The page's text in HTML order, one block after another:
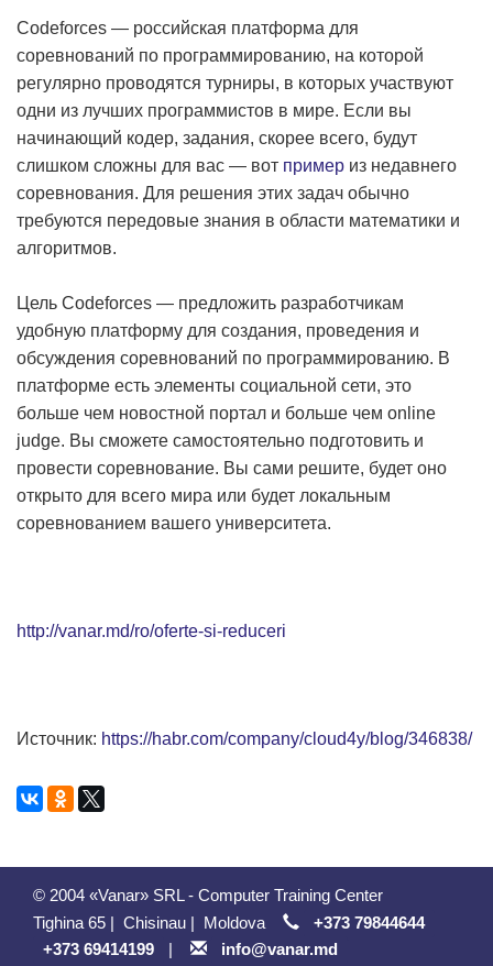
Codeforces — российская платформа для
соревнований по программированию, на которой
регулярно проводятся турниры, в которых участвуют
одни из лучших программистов в мире. Если вы
начинающий кодер, задания, скорее всего, будут
слишком сложны для вас — вот пример из недавнего
соревнования. Для решения этих задач обычно
требуются передовые знания в области математики и
алгоритмов.
Цель Codeforces — предложить разработчикам
удобную платформу для создания, проведения и
обсуждения соревнований по программированию. В
платформе есть элементы социальной сети, это
больше чем новостной портал и больше чем online
judge. Вы сможете самостоятельно подготовить и
провести соревнование. Вы сами решите, будет оно
открыто для всего мира или будет локальным
соревнованием вашего университета.
http://vanar.md/ro/oferte-si-reduceri
Источник: https://habr.com/company/cloud4y/blog/346838/
© 2004 «Vanar» SRL - Computer Training Center
Tighina 65 | Chisinau | Moldova
+373 79844644
+373 69414199
| info@vanar.md